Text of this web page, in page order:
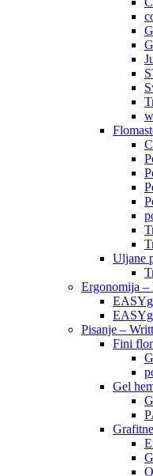
Uljane
Ergonomija –
Pisanje –
Fini
Gel